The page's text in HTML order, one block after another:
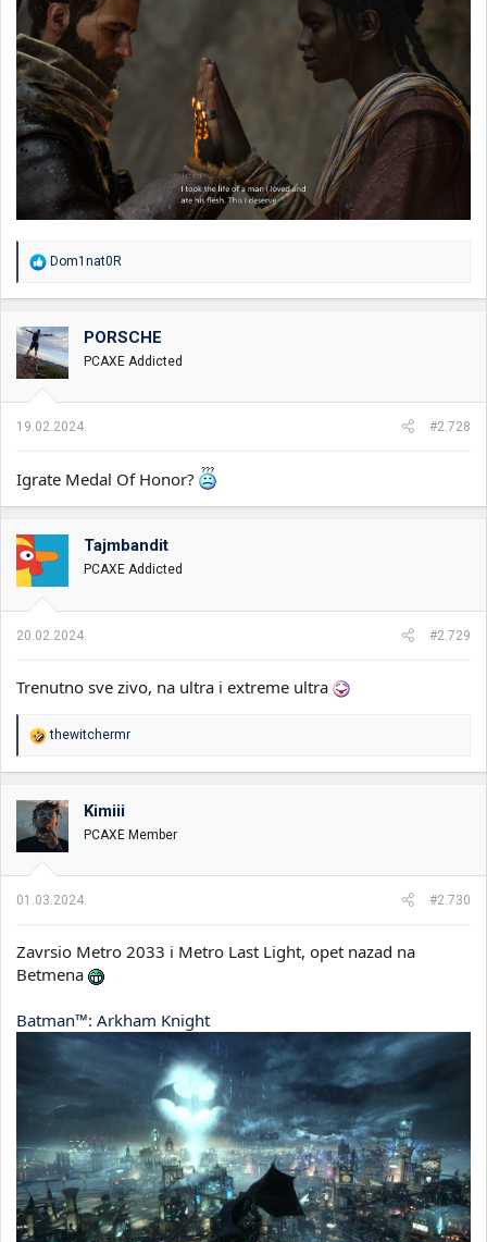
R
o
v
a
n
:
Dom1nat0R
PORSCHE
PCAXE Addicted
19.02.2024. #2.728
Igrate Medal Of Honor?
Tajmbandit
PCAXE Addicted
20.02.2024. #2.729
Trenutno sve zivo, na ultra i extreme ultra
R
o
v
a
n
:
thewitchermr
Kimiii
PCAXE Member
01.03.2024. #2.730
Zavrsio Metro 2033 i Metro Last Light, opet nazad na
Betmena
Batman™: Arkham Knight